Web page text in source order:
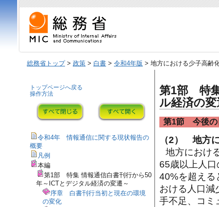
総務省トップ> 政策 > 白書 > 令和4年版 > 地方における少子高齢
第1部 特
ル経済の変
第1節 今後の
（2） 地方
地方におけ
65歳以上人
40%を超える
おける人口減
手不足、コミ
トップページへ戻る
操作方法
令和4年 情報通信に関する現状報告の
概要
凡例
本編
第1部 特集 情報通信白書刊行から50
年～ICTとデジタル経済の変遷～
序章 白書刊行当初と現在の環境
の変化